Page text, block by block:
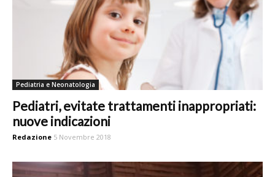
Pediatria e Neonatologia
Pediatri, evitate trattamenti inappropriati:
nuove indicazioni
Redazione 5 Novembre 2018